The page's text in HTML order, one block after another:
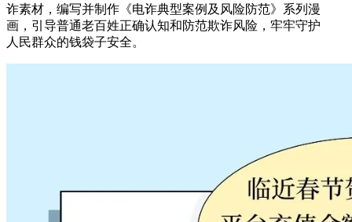
诈素材，编写并制作《电诈典型案例及风险防范》系列漫
画，引导普通老百姓正确认知和防范欺诈风险，牢牢守护
人民群众的钱袋子安全。